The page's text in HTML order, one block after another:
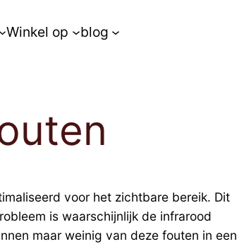
Winkel op blog
voor het zichtbare bereik. Dit
is waarschijnlijk de infrarood
maar weinig van deze fouten in een